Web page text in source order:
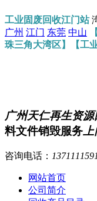
工业固废回收江门站
广州 江门 东莞 中山
珠三角大湾区】【工
广州天仁再生资
料文件销毁服务
咨询电话：
网站首页
公司简介